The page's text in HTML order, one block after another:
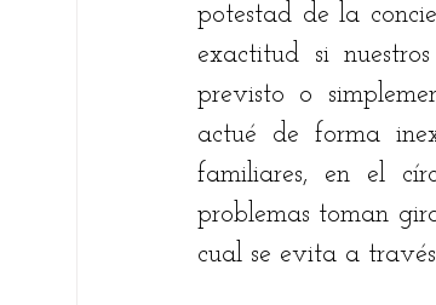
potestad de la
exactitud si
previsto o
actué de forma
familiares, en el
problemas toman
cual se evita a